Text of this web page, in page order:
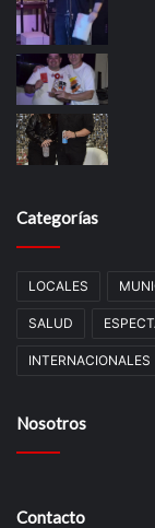
Categorías
LOCALES
SALUD
INTERNACIONALES
Nosotros
Contacto